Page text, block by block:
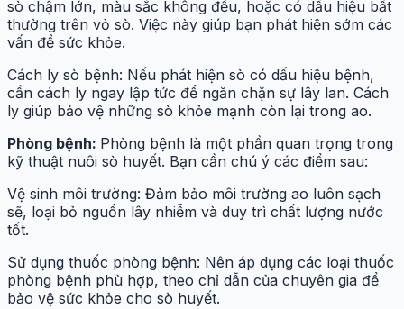
sò chậm lớn, màu sắc không đều, hoặc có dấu hiệu bất
thường trên vỏ sò. Việc này giúp bạn phát hiện sớm các
vấn đề sức khỏe.
Cách ly sò bệnh: Nếu phát hiện sò có dấu hiệu bệnh,
cần cách ly ngay lập tức để ngăn chặn sự lây lan. Cách
ly giúp bảo vệ những sò khỏe mạnh còn lại trong ao.
Phòng bệnh: Phòng bệnh là một phần quan trọng trong
kỹ thuật nuôi sò huyết. Bạn cần chú ý các điểm sau:
Vệ sinh môi trường: Đảm bảo môi trường ao luôn sạch
sẽ, loại bỏ nguồn lây nhiễm và duy trì chất lượng nước
tốt.
Sử dụng thuốc phòng bệnh: Nên áp dụng các loại thuốc
phòng bệnh phù hợp, theo chỉ dẫn của chuyên gia để
bảo vệ sức khỏe cho sò huyết.